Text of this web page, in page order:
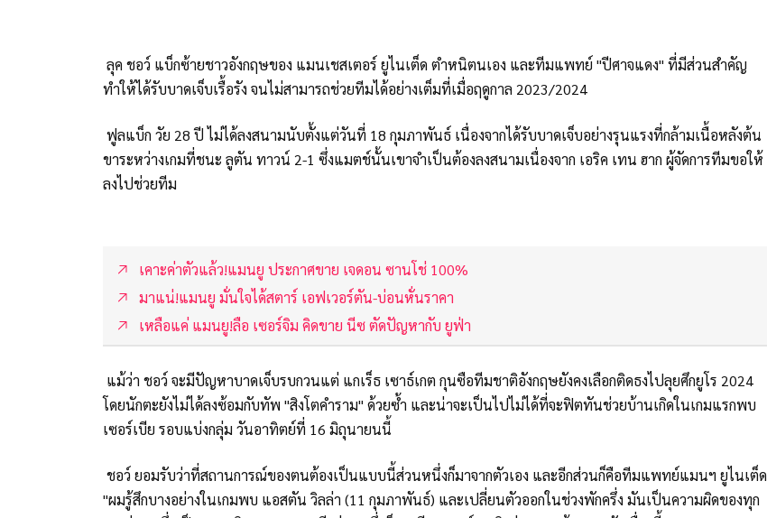
ลุค ชอว์ แบ็กซ้ายชาวอังกฤษของ แมนเชสเตอร์ ยูไนเต็ด ตำหนิตนเอง และทีมแพทย์ "ปีศาจแดง" ที่มีส่วนสำคัญ
ทำให้ได้รับบาดเจ็บเรื้อรัง จนไม่สามารถช่วยทีมได้อย่างเต็มที่เมื่อฤดูกาล 2023/2024
ฟูลแบ็ก วัย 28 ปี ไม่ได้ลงสนามนับตั้งแต่วันที่ 18 กุมภาพันธ์ เนื่องจากได้รับบาดเจ็บอย่างรุนแรงที่กล้ามเนื้อหลังต้น
ขาระหว่างเกมที่ชนะ ลูตัน ทาวน์ 2-1 ซึ่งแมตช์นั้นเขาจำเป็นต้องลงสนามเนื่องจาก เอริค เทน ฮาก ผู้จัดการทีมขอให้
ลงไปช่วยทีม
เคาะค่าตัวแล้ว!แมนยู ประกาศขาย เจดอน ซานโช่ 100%
มาแน่!แมนยู มั่นใจได้สตาร์ เอฟเวอร์ตัน-บ่อนหั่นราคา
เหลือแค่ แมนยู!ลือ เซอร์จิม คิดขาย นีซ ตัดปัญหากับ ยูฟ่า
แม้ว่า ชอว์ จะมีปัญหาบาดเจ็บรบกวนแต่ แกเร็ธ เซาธ์เกต กุนซือทีมชาติอังกฤษยังคงเลือกติดธงไปลุยศึกยูโร 2024
โดยนักตะยังไม่ได้ลงซ้อมกับทัพ "สิงโตคำราม" ด้วยซ้ำ และน่าจะเป็นไปไม่ได้ที่จะฟิตทันช่วยบ้านเกิดในเกมแรกพบ
เซอร์เบีย รอบแบ่งกลุ่ม วันอาทิตย์ที่ 16 มิถุนายนนี้
ชอว์ ยอมรับว่าที่สถานการณ์ของตนต้องเป็นแบบนี้ส่วนหนึ่งก็มาจากตัวเอง และอีกส่วนก็คือทีมแพทย์แมนฯ ยูไนเต็ด
"ผมรู้สึกบางอย่างในเกมพบ แอสตัน วิลล่า (11 กุมภาพันธ์) และเปลี่ยนตัวออกในช่วงพักครึ่ง มันเป็นความผิดของทุก